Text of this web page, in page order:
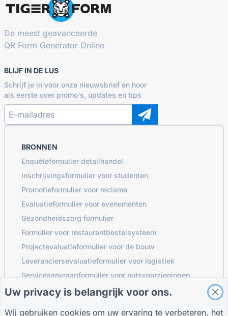
De meest geavanceerde
QR Form Generator Online
BLIJF IN DE LUS
Schrijf je in voor onze nieuwsbrief en hoor
als eerste over promo's, updates en tips
BRONNEN
Enquêteformulier detailhandel
Inschrijvingsformulier voor studenten
Promotieformulier voor reclame
Evaluatieformulier voor evenementen
Gezondheidszorg formulier
Formulier voor restaurantbestelsysteem
Projectevaluatieformulier voor de bouw
Leveranciersevaluatieformulier voor logistiek
Serviceaanvraagformulier voor nutsvoorzieningen
Klantbetrokkenheidsformulier
Uw privacy is belangrijk voor ons.
Wij gebruiken cookies om uw ervaring te verbeteren, het